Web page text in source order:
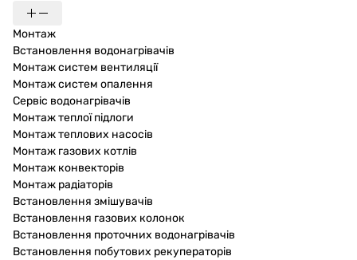
Монтаж
Встановлення водонагрівачів
Монтаж систем вентиляції
Монтаж систем опалення
Сервіс водонагрівачів
Монтаж теплої підлоги
Монтаж теплових насосів
Монтаж газових котлів
Монтаж конвекторів
Монтаж радіаторів
Встановлення змішувачів
Встановлення газових колонок
Встановлення проточних водонагрівачів
Встановлення побутових рекуператорів